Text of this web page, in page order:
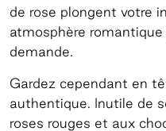
de rose plongent votre
atmosphère romantique
demande.
Gardez cependant en
authentique. Inutile de
roses rouges et aux